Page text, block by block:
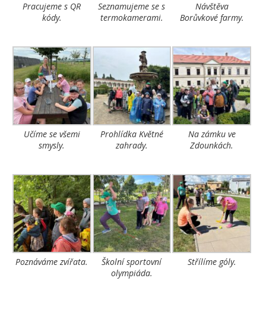
Pracujeme s QR
kódy.
Seznamujeme se s
termokamerami.
Návštěva
Borůvkové farmy.
Učíme se všemi
smysly.
Prohlídka Květné
zahrady.
Na zámku ve
Zdounkách.
Poznáváme zvířata.
Školní sportovní
olympiáda.
Střílíme góly.